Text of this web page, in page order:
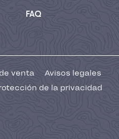
FAQ
venta
Avisos legales
de la privacidad